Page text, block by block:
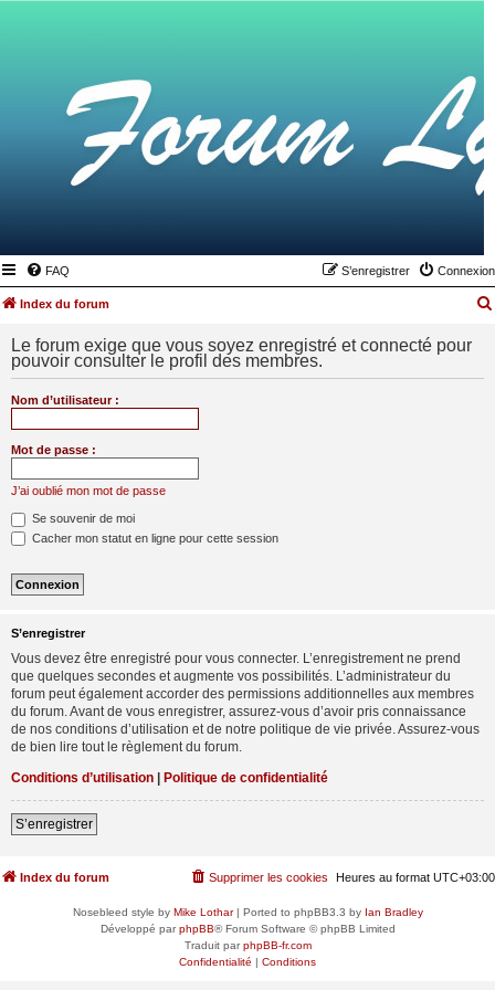
FAQ Connexion
S’enregistrer
Index du forum
Le forum exige que vous soyez enregistré et connecté pour
pouvoir consulter le profil des membres.
Nom d’utilisateur :
Mot de passe :
J’ai oublié mon mot de passe
Se souvenir de moi
Cacher mon statut en ligne pour cette session
S’enregistrer
Vous devez être enregistré pour vous connecter. L’enregistrement ne prend
que quelques secondes et augmente vos possibilités. L’administrateur du
forum peut également accorder des permissions additionnelles aux membres
du forum. Avant de vous enregistrer, assurez-vous d’avoir pris connaissance
de nos conditions d’utilisation et de notre politique de vie privée. Assurez-vous
de bien lire tout le règlement du forum.
Conditions d’utilisation | Politique de confidentialité
S’enregistrer
Index du forum Heures au format UTC+03:00
Supprimer les cookies
Nosebleed style by Mike Lothar| Ported to phpBB3.3 by Ian Bradley
Développé parphpBB® Forum Software © phpBB Limited
Traduit parphpBB-fr.com
Confidentialité | Conditions